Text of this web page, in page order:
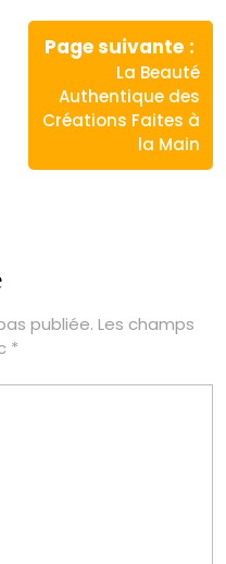
Page suivante
Article
suivant
:
La Beauté
Authentique des
Créations Faites à
la Main
publiée. Les champs
*